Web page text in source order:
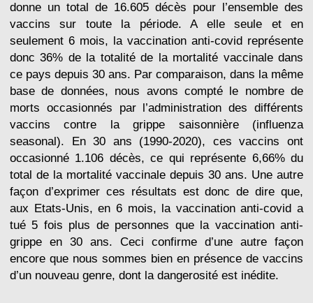
donne un total de 16.605 décès pour l’ensemble des
vaccins sur toute la période. A elle seule et en
seulement 6 mois, la vaccination anti-covid représente
donc 36% de la totalité de la mortalité vaccinale dans
ce pays depuis 30 ans. Par comparaison, dans la même
base de données, nous avons compté le nombre de
morts occasionnés par l’administration des différents
vaccins contre la grippe saisonnière (influenza
seasonal). En 30 ans (1990-2020), ces vaccins ont
occasionné 1.106 décès, ce qui représente 6,66% du
total de la mortalité vaccinale depuis 30 ans. Une autre
façon d’exprimer ces résultats est donc de dire que,
aux Etats-Unis, en 6 mois, la vaccination anti-covid a
tué 5 fois plus de personnes que la vaccination anti-
grippe en 30 ans. Ceci confirme d’une autre façon
encore que nous sommes bien en présence de vaccins
d’un nouveau genre, dont la dangerosité est inédite.